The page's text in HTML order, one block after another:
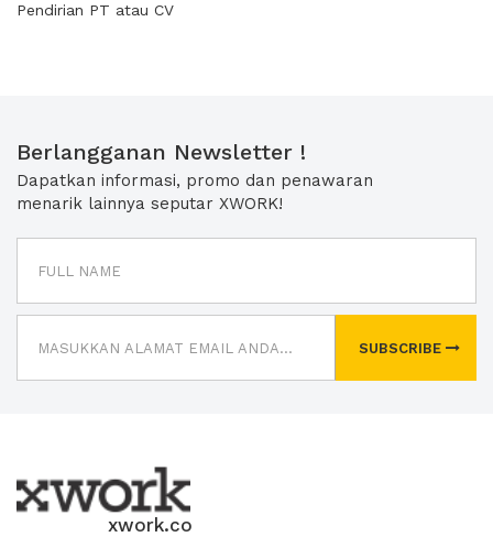
Pendirian PT atau CV
Berlangganan Newsletter !
Dapatkan informasi, promo dan penawaran
menarik lainnya seputar XWORK!
SUBSCRIBE
xwork.co